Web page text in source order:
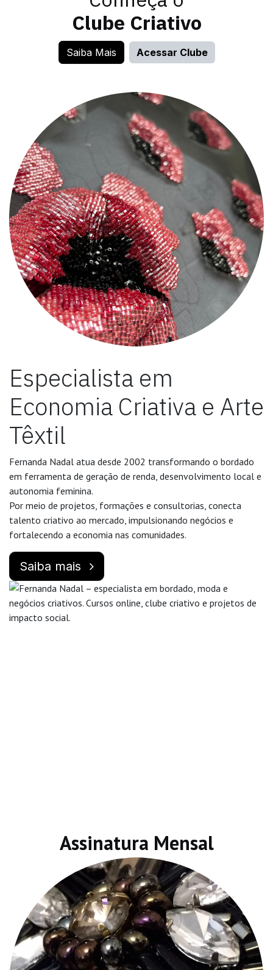
Clube Criativo
Saiba Mais Acessar Clube
Especialista em
Economia Criativa e Arte
Têxtil
Fernanda Nadal atua desde 2002 transformando o bordado
em ferramenta de geração de renda, desenvolvimento local e
autonomia feminina.
Por meio de projetos, formações e consultorias, conecta
talento criativo ao mercado, impulsionando negócios e
fortalecendo a economia nas comunidades.
Saiba mais
Assinatura Mensal